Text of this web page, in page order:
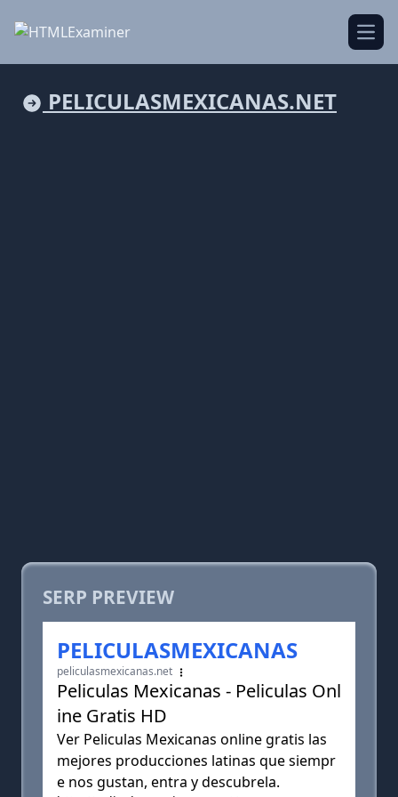
PELICULASMEXICANAS.NET
SERP PREVIEW
PELICULASMEXICANAS
peliculasmexicanas.net
Peliculas Mexicanas - Peliculas Onl
ine Gratis HD
Ver Peliculas Mexicanas online gratis las
mejores producciones latinas que siempr
e nos gustan, entra y descubrela.